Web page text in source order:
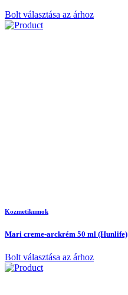
Bolt választása az árhoz
Kozmetikumok
Mari creme-arckrém 50 ml (Hunlife)
Bolt választása az árhoz